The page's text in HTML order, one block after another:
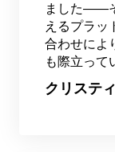
ました――
えるプラッ
合わせによ
も際立って
クリステ